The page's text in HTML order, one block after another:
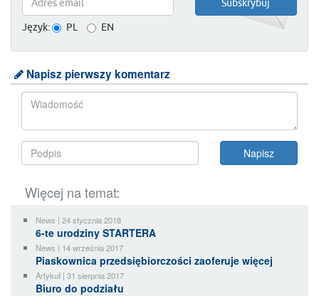
Język: PL EN
Napisz pierwszy komentarz
Więcej na temat:
News | 24 stycznia 2018
6-te urodziny STARTERA
News | 14 września 2017
Piaskownica przedsiębiorczości zaoferuje więcej
Artykuł | 31 sierpnia 2017
Biuro do podziału